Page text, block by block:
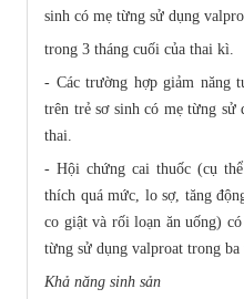
sinh có mẹ từng sử dụng
trong 3 tháng cuối của thai kì.
- Các trường hợp giảm năng
trên trẻ sơ sinh có mẹ từng
thai.
- Hội chứng cai thuốc (cụ
thích quá mức, lo sợ, tăng
co giật và rối loạn ăn uống)
từng sử dụng valproat trong ba
Khả năng sinh sản